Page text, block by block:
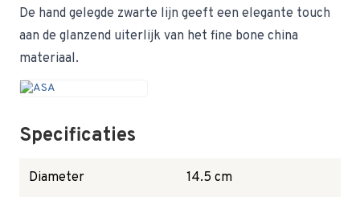
De hand gelegde zwarte lijn geeft een elegante touch
aan de glanzend uiterlijk van het fine bone china
materiaal.
Specificaties
Diameter 14.5 cm